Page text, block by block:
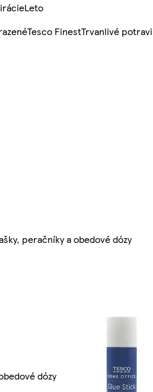
Leto
Tesco FinestTrvanlivé
peračníky a obedové dózy
dózy